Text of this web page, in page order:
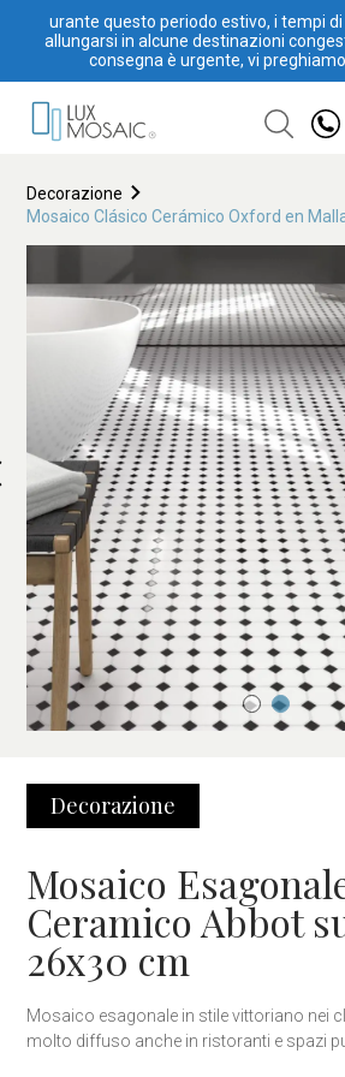
urante questo periodo estivo, i tempi
allungarsi in alcune destinazioni
consegna è urgente, vi
Decorazione
Mosaico Clásico Cerámico Oxford en
Decorazione
Mosaico
Ceramico Abbot
26x30 cm
Mosaico esagonale in stile vittoriano nei
molto diffuso anche in ristoranti e spazi